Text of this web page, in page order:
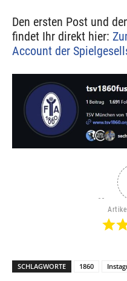
Den ersten Post und
findet Ihr direkt hier:
Account der
SCHLAGWORTE 1860